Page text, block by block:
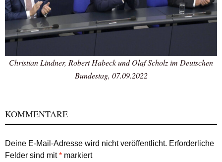
Christian Lindner, Robert Habeck und Olaf Scholz im Deutschen
Bundestag, 07.09.2022
KOMMENTARE
Deine E-Mail-Adresse wird nicht veröffentlicht. Erforderliche
Felder sind mit* markiert